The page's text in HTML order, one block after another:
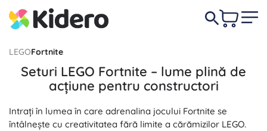
LEGOFortnite
Seturi LEGO Fortnite – lume plină de
acțiune pentru constructori
Intrați în lumea în care adrenalina jocului Fortnite se
întâlnește cu creativitatea fără limite a cărămizilor LEGO.